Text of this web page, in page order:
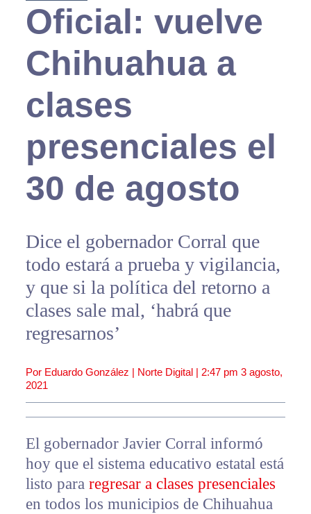
Oficial: vuelve
Chihuahua a
clases
presenciales el
30 de agosto
Dice el gobernador Corral que
todo estará a prueba y vigilancia,
y que si la política del retorno a
clases sale mal, ‘habrá que
regresarnos’
Por Eduardo González | Norte Digital | 2:47 pm 3 agosto,
2021
El gobernador Javier Corral informó
hoy que el sistema educativo estatal está
listo para regresar a clases presenciales
en todos los municipios de Chihuahua